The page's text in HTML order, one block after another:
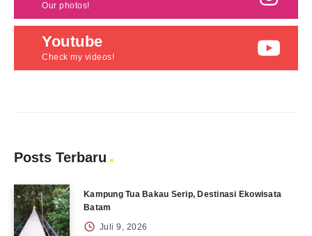
Our photos!
Youtube
Check my videos!
Posts Terbaru
Kampung Tua Bakau Serip, Destinasi Ekowisata
Batam
Juli 9, 2026